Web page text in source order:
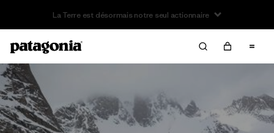
La Terre est désormais notre seul actionnaire